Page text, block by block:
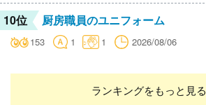
10位 厨房職員のユニフォーム
153 1 1 2026/08/06
ランキングをもっと見る